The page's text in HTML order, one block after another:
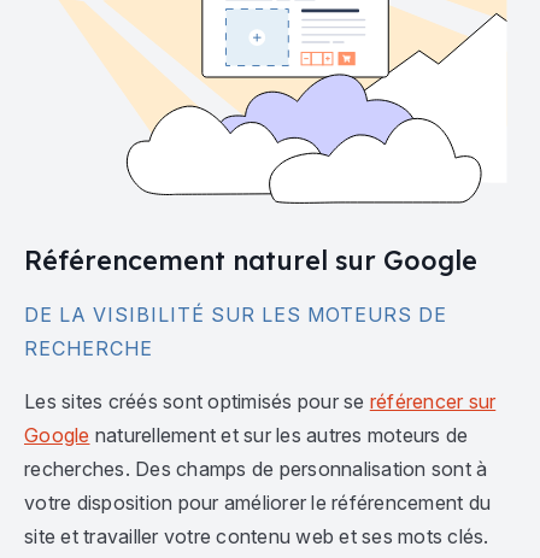
Référencement naturel sur Google
DE LA VISIBILITÉ SUR LES MOTEURS DE
RECHERCHE
Les sites créés sont optimisés pour se référencer sur
Google naturellement et sur les autres moteurs de
recherches. Des champs de personnalisation sont à
votre disposition pour améliorer le référencement du
site et travailler votre contenu web et ses mots clés.